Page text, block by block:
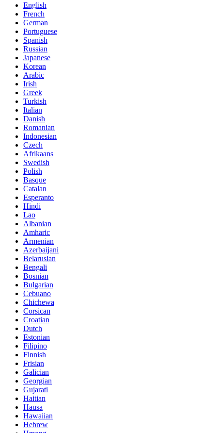
English
French
German
Portuguese
Spanish
Russian
Japanese
Korean
Arabic
Irish
Greek
Turkish
Italian
Danish
Romanian
Indonesian
Czech
Afrikaans
Swedish
Polish
Basque
Catalan
Esperanto
Hindi
Lao
Albanian
Amharic
Armenian
Azerbaijani
Belarusian
Bengali
Bosnian
Bulgarian
Cebuano
Chichewa
Corsican
Croatian
Dutch
Estonian
Filipino
Finnish
Frisian
Galician
Georgian
Gujarati
Haitian
Hausa
Hawaiian
Hebrew